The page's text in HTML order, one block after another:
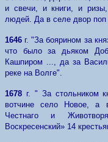
и свечи, и книги, и
людей. Да в селе двор
1646 г. "За боярином за
что было за дьяком
Кашпиром ..., да за
реке на Волге".
1678 г. " За стольником
вотчине село Новое, а
Честнаго и
Воскресенский» 14